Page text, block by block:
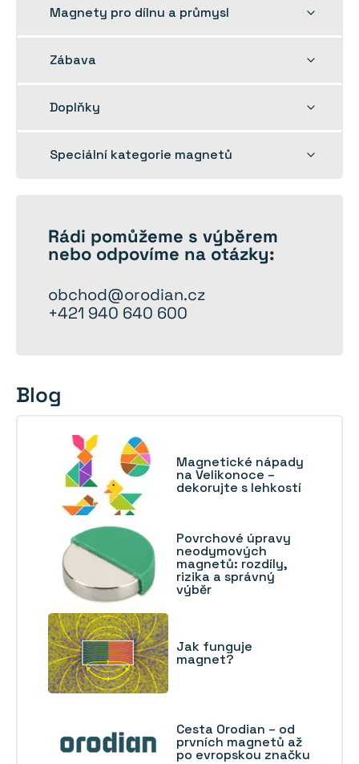
Magnety pro dílnu a průmysl
Rozbalit
Zábava
Rozbalit
Doplňky
Rozbalit
Speciální kategorie magnetů
Rozbalit
Rádi pomůžeme s výběrem
nebo odpovíme na otázky:
obchod@orodian.cz
+421 940 640 600
Blog
Magnetické nápady
na Velikonoce –
dekorujte s lehkostí
Povrchové úpravy
neodymových
magnetů: rozdíly,
rizika a správný
výběr
Jak funguje
magnet?
Cesta Orodian – od
prvních magnetů až
po evropskou značku